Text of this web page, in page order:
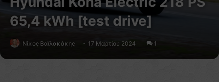
65,4 kWh [test drive]
Νίκος Βαϊλακάκης 17 Μαρτίου 2024 1